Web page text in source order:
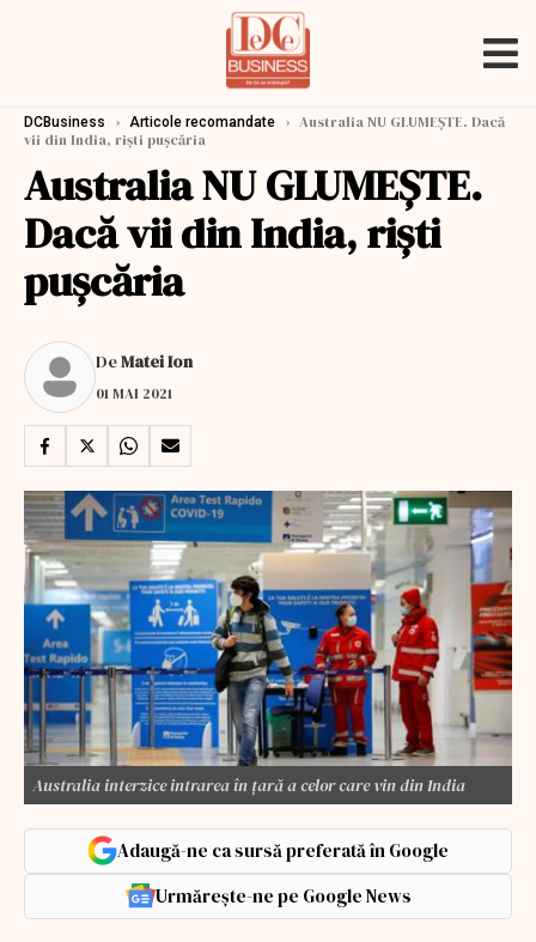
DCBusiness › Articole recomandate › Australia NU GLUMEȘTE. Dacă
vii din India, riști pușcăria
Australia NU GLUMEȘTE.
Dacă vii din India, riști
pușcăria
DeMatei Ion
01 MAI 2021
Australia interzice intrarea în țară a celor care vin din India
Adaugă-ne ca sursă preferată în Google
Urmărește-ne pe Google News